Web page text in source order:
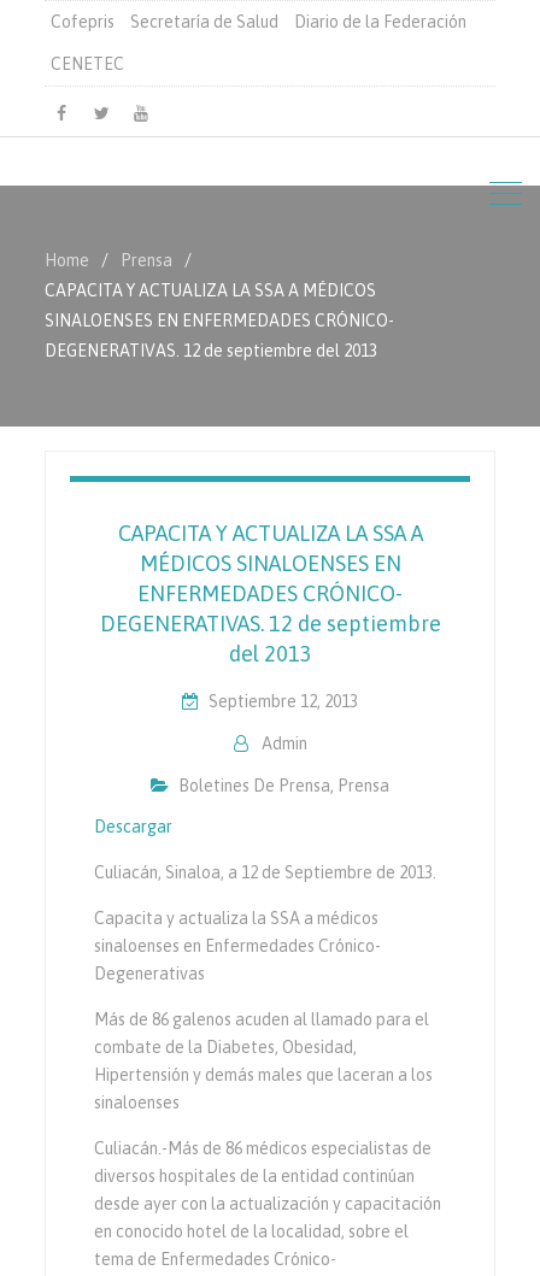
Cofepris Secretaría de Salud Diario de la Federación
CENETEC
Facebook
TwitterYoutube
Home
Prensa
CAPACITA Y ACTUALIZA LA SSA A MÉDICOS
SINALOENSES EN ENFERMEDADES CRÓNICO-
DEGENERATIVAS. 12 de septiembre del 2013
CAPACITA Y ACTUALIZA LA SSA A
MÉDICOS SINALOENSES EN
ENFERMEDADES CRÓNICO-
DEGENERATIVAS. 12 de septiembre
del 2013
Septiembre 12, 2013
Admin
Boletines De Prensa, Prensa
Descargar
Culiacán, Sinaloa, a 12 de Septiembre de 2013.
Capacita y actualiza la SSA a médicos
sinaloenses en Enfermedades Crónico-
Degenerativas
Más de 86 galenos acuden al llamado para el
combate de la Diabetes, Obesidad,
Hipertensión y demás males que laceran a los
sinaloenses
Culiacán.-Más de 86 médicos especialistas de
diversos hospitales de la entidad continúan
desde ayer con la actualización y capacitación
en conocido hotel de la localidad, sobre el
tema de Enfermedades Crónico-